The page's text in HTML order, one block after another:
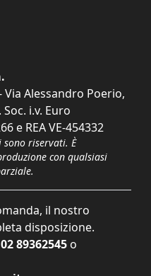
Alessandro Poerio,
Soc. i.v. Euro
e REA VE-454332
riservati. È
con qualsiasi
il nostro
disposizione.
02 89362545 o